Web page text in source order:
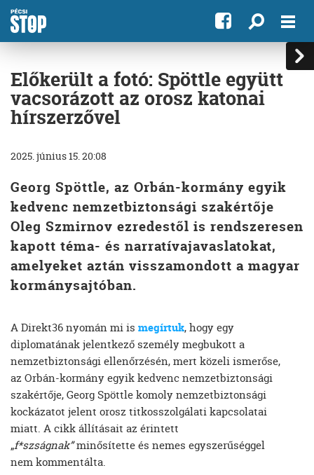
Előkerült a fotó: Spöttle együtt
vacsorázott az orosz katonai
hírszerzővel
2025. június 15. 20:08
Georg Spöttle, az Orbán-kormány egyik
kedvenc nemzetbiztonsági szakértője
Oleg Szmirnov ezredestől is rendszeresen
kapott téma- és narratívajavaslatokat,
amelyeket aztán visszamondott a magyar
kormánysajtóban.
A Direkt36 nyomán mi is megírtuk, hogy egy
diplomatának jelentkező személy megbukott a
nemzetbiztonsági ellenőrzésén, mert közeli ismerőse,
az Orbán-kormány egyik kedvenc nemzetbiztonsági
szakértője, Georg Spöttle komoly nemzetbiztonsági
kockázatot jelent orosz titkosszolgálati kapcsolatai
miatt. A cikk állításait az érintett
„f*szságnak”minősítette és nemes egyszerűséggel
nem kommentálta.